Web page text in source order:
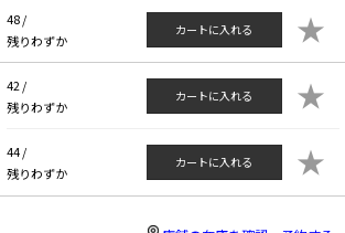
48 /
残りわずか
カートに入れる ★
42 /
残りわずか
カートに入れる ★
44 /
残りわずか
カートに入れる ★